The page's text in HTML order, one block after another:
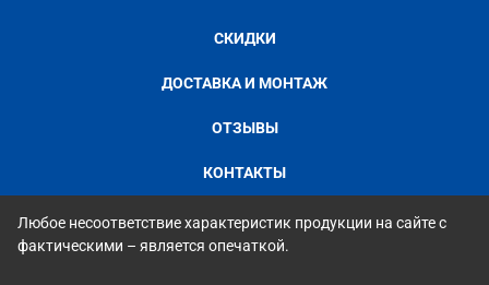
СКИДКИ
ДОСТАВКА И МОНТАЖ
ОТЗЫВЫ
КОНТАКТЫ
Любое несоответствие характеристик продукции на сайте с
фактическими – является опечаткой.